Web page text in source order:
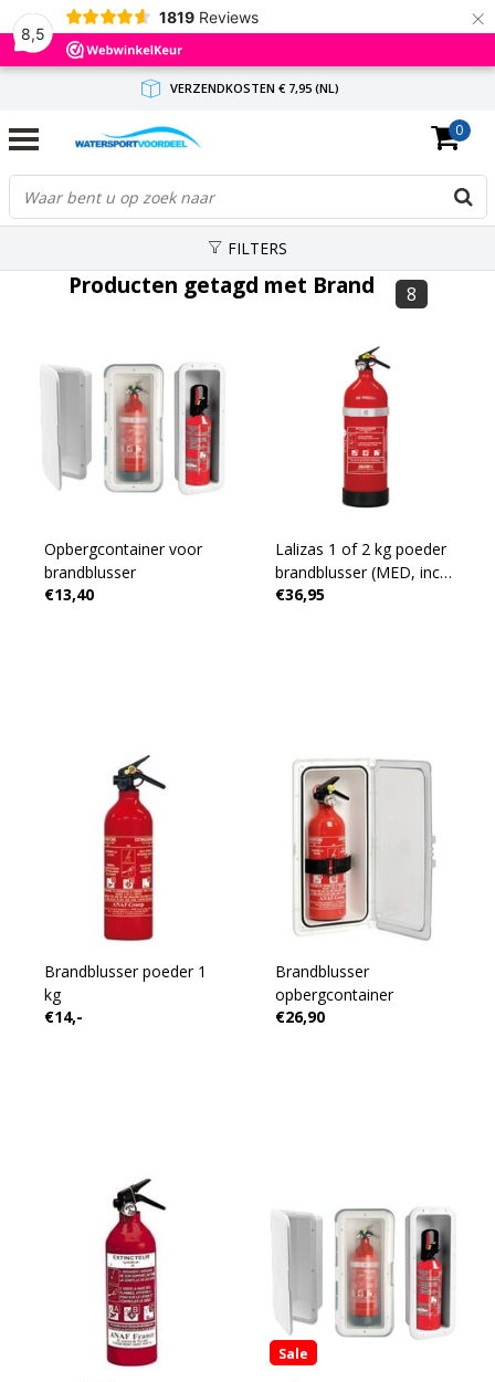
8,5
1819 Reviews ×
VERZENDKOSTEN € 7,95 (NL)
GRATIS VERZENDING(NL) VANAF € 65,-
BINNEN 1-3 WERKDAGEN ANTWOORD
0
FILTERS
Producten getagd met Brand 8
Opbergcontainer voor
brandblusser
€13,40
Lalizas 1 of 2 kg poeder
brandblusser (MED, incl.
houder)
€36,95
Brandblusser poeder 1
kg
€14,-
Brandblusser
opbergcontainer
€26,90
Sale